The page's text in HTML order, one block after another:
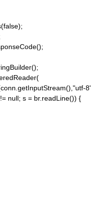
!= null; s = br.readLine()) {